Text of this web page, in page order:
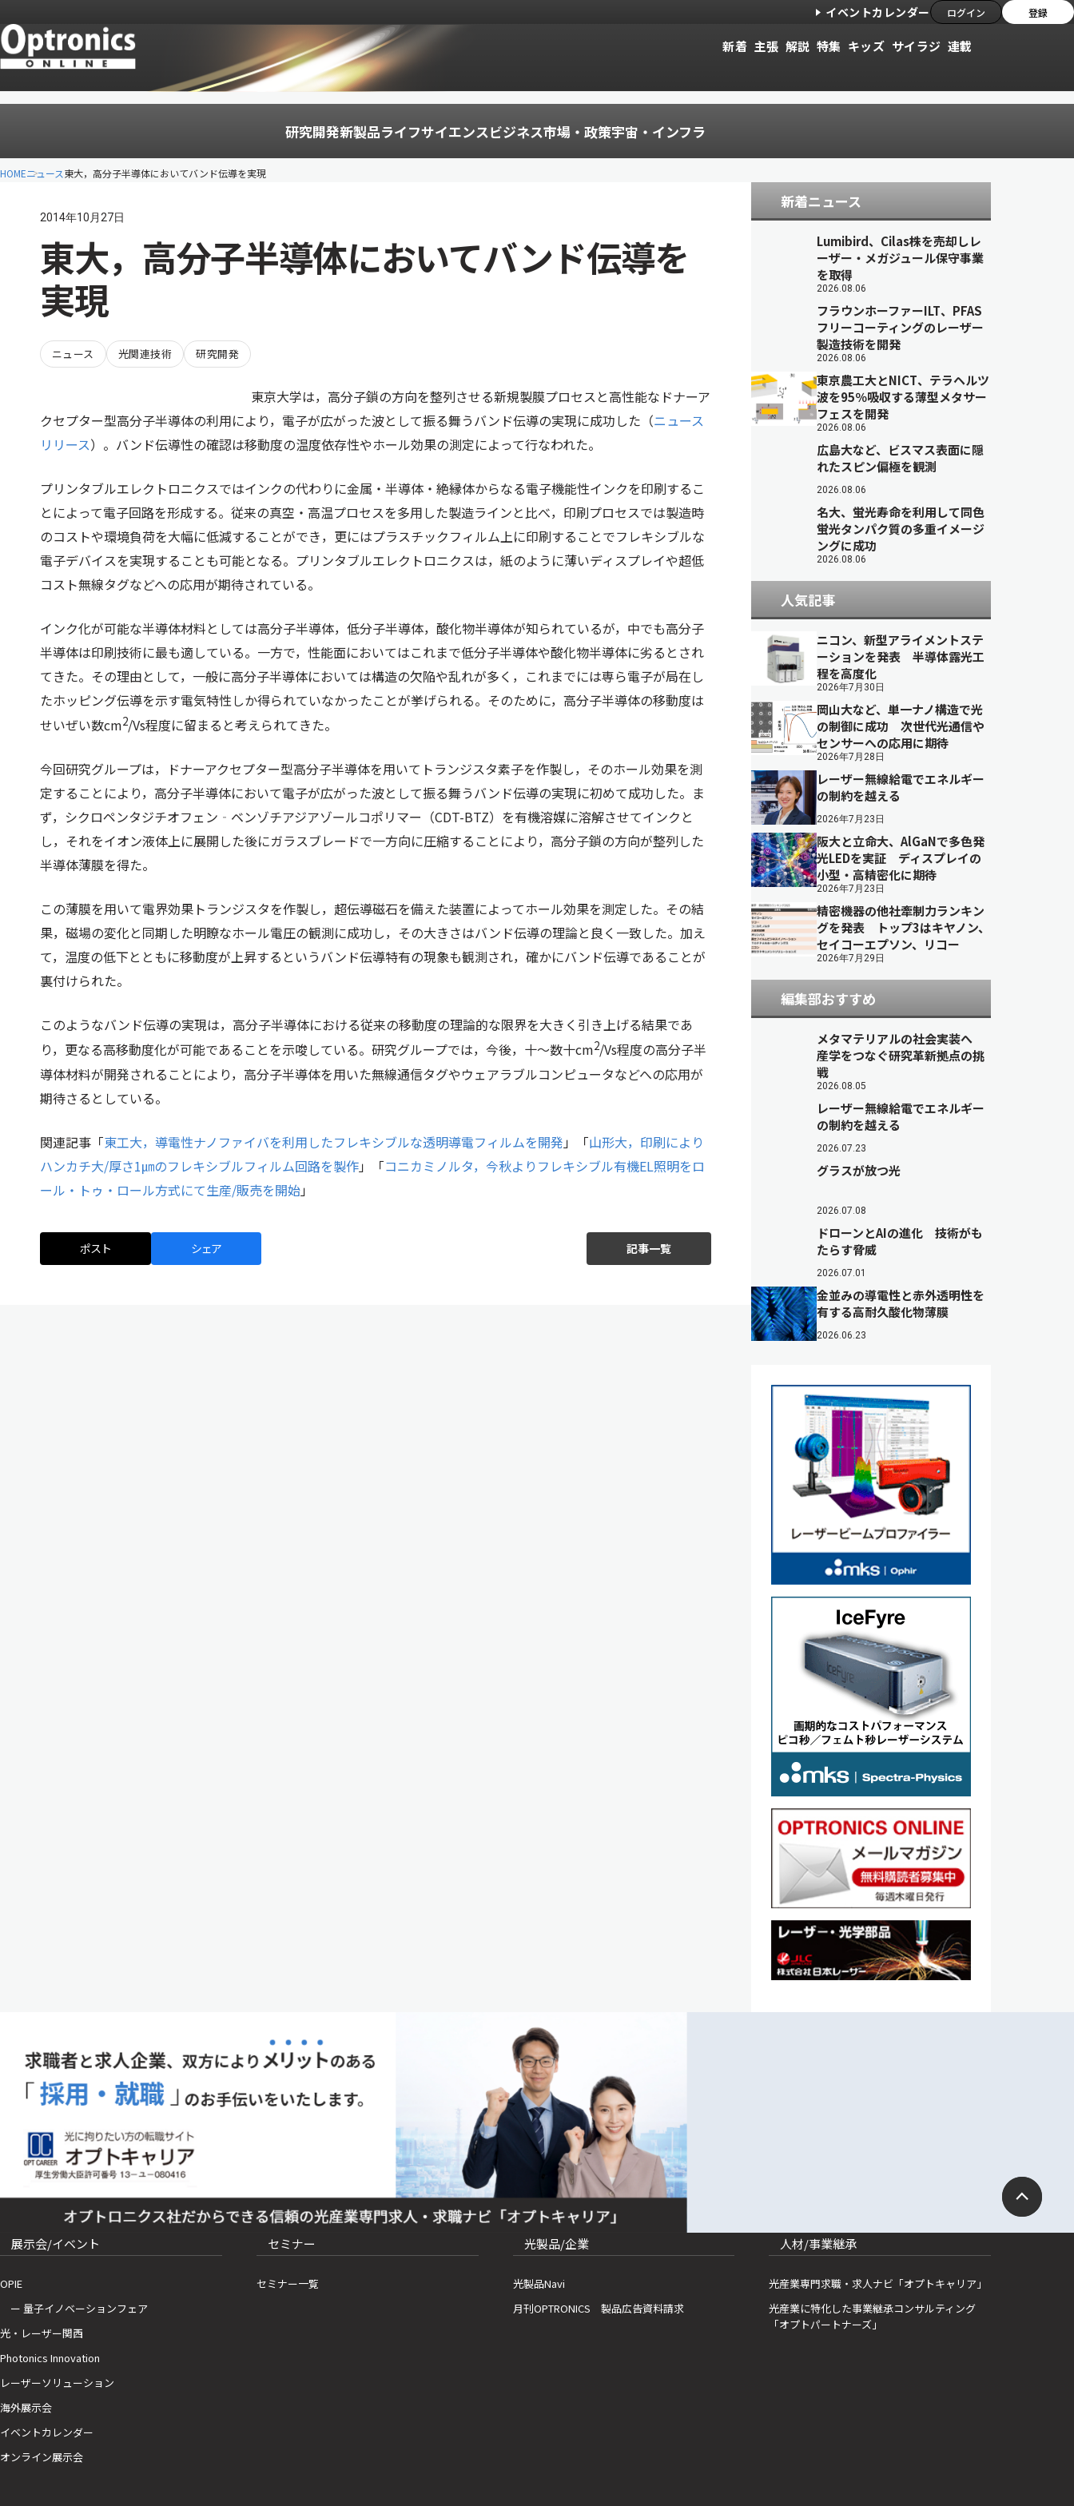
イベントカレンダー ログイン 登録
新着 主張 解説 特集 キッズ サイラジ 連載
研究開発新製品ライフサイエンスビジネス市場・政策宇宙・インフラ
HOMEニュース東大，高分子半導体においてバンド伝導を実現
2014年10月27日
東大，高分子半導体においてバンド伝導を
実現
ニュース 光関連技術 研究開発
東京大学は，高分子鎖の方向を整列させる新規製膜プロセスと高性能なドナーア
クセプター型高分子半導体の利用により，電子が広がった波として振る舞うバンド伝導の実現に成功した（ニュース
リリース）。バンド伝導性の確認は移動度の温度依存性やホール効果の測定によって行なわれた。
プリンタブルエレクトロニクスではインクの代わりに金属・半導体・絶縁体からなる電子機能性インクを印刷するこ
とによって電子回路を形成する。従来の真空・高温プロセスを多用した製造ラインと比べ，印刷プロセスでは製造時
のコストや環境負荷を大幅に低減することができ，更にはプラスチックフィルム上に印刷することでフレキシブルな
電子デバイスを実現することも可能となる。プリンタブルエレクトロニクスは，紙のように薄いディスプレイや超低
コスト無線タグなどへの応用が期待されている。
インク化が可能な半導体材料としては高分子半導体，低分子半導体，酸化物半導体が知られているが，中でも高分子
半導体は印刷技術に最も適している。一方で，性能面においてはこれまで低分子半導体や酸化物半導体に劣るとされ
てきた。その理由として，一般に高分子半導体においては構造の欠陥や乱れが多く，これまでには専ら電子が局在し
たホッピング伝導を示す電気特性しか得られていなかったことが挙げられる。そのために，高分子半導体の移動度は
せいぜい数cm2/Vs程度に留まると考えられてきた。
今回研究グループは，ドナーアクセプター型高分子半導体を用いてトランジスタ素子を作製し，そのホール効果を測
定することにより，高分子半導体において電子が広がった波として振る舞うバンド伝導の実現に初めて成功した。ま
ず，シクロペンタジチオフェン‐ベンゾチアジアゾールコポリマー（CDT-BTZ）を有機溶媒に溶解させてインクと
し，それをイオン液体上に展開した後にガラスブレードで一方向に圧縮することにより，高分子鎖の方向が整列した
半導体薄膜を得た。
この薄膜を用いて電界効果トランジスタを作製し，超伝導磁石を備えた装置によってホール効果を測定した。その結
果，磁場の変化と同期した明瞭なホール電圧の観測に成功し，その大きさはバンド伝導の理論と良く一致した。加え
て，温度の低下とともに移動度が上昇するというバンド伝導特有の現象も観測され，確かにバンド伝導であることが
裏付けられた。
このようなバンド伝導の実現は，高分子半導体における従来の移動度の理論的な限界を大きく引き上げる結果であ
り，更なる高移動度化が可能であることを示唆している。研究グループでは，今後，十～数十cm2/Vs程度の高分子半
導体材料が開発されることにより，高分子半導体を用いた無線通信タグやウェアラブルコンピュータなどへの応用が
期待さるとしている。
関連記事「東工大，導電性ナノファイバを利用したフレキシブルな透明導電フィルムを開発 」「山形大，印刷により
ハンカチ大/厚さ1㎛のフレキシブルフィルム回路を製作」「コニカミノルタ，今秋よりフレキシブル有機EL照明をロ
ール・トゥ・ロール方式にて生産/販売を開始」
ポスト シェア 記事一覧
新着ニュース
Lumibird、Cilas株を売却しレ
ーザー・メガジュール保守事業
を取得
2026.08.06
フラウンホーファーILT、PFAS
フリーコーティングのレーザー
製造技術を開発
2026.08.06
東京農工大とNICT、テラヘルツ
波を95％吸収する薄型メタサー
フェスを開発
2026.08.06
広島大など、ビスマス表面に隠
れたスピン偏極を観測
2026.08.06
名大、蛍光寿命を利用して同色
蛍光タンパク質の多重イメージ
ングに成功
2026.08.06
人気記事
ニコン、新型アライメントステ
ーションを発表 半導体露光工
程を高度化
2026年7月30日
岡山大など、単一ナノ構造で光
の制御に成功 次世代光通信や
センサーへの応用に期待
2026年7月28日
レーザー無線給電でエネルギー
の制約を越える
2026年7月23日
阪大と立命大、AlGaNで多色発
光LEDを実証 ディスプレイの
小型・高精密化に期待
2026年7月23日
精密機器の他社牽制力ランキン
グを発表 トップ3はキヤノン、
セイコーエプソン、リコー
2026年7月29日
編集部おすすめ
メタマテリアルの社会実装へ
産学をつなぐ研究革新拠点の挑
戦
2026.08.05
レーザー無線給電でエネルギー
の制約を越える
2026.07.23
グラスが放つ光
2026.07.08
ドローンとAIの進化 技術がも
たらす脅威
2026.07.01
金並みの導電性と赤外透明性を
有する高耐久酸化物薄膜
2026.06.23
展示会/イベント
OPIE
ー 量子イノベーションフェア
光・レーザー関西
Photonics Innovation
レーザーソリューション
海外展示会
イベントカレンダー
オンライン展示会
セミナー
セミナー一覧
光製品/企業
光製品Navi
月刊OPTRONICS 製品広告資料請求
人材/事業継承
光産業専門求職・求人ナビ「オプトキャリア」
光産業に特化した事業継承コンサルティング
「オプトパートナーズ」